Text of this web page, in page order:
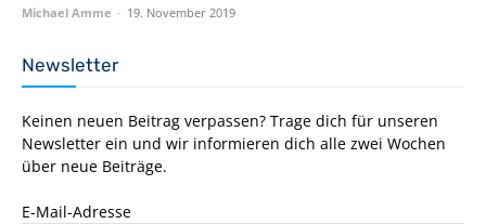
Michael Amme - 19. November 2019
Newsletter
Keinen neuen Beitrag verpassen? Trage dich für unseren
Newsletter ein und wir informieren dich alle zwei Wochen
über neue Beiträge.
E-Mail-Adresse